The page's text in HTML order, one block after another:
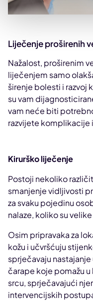
Liječenje proširenih
Nažalost, proširenim
liječenjem samo
širenje bolesti i razvoj
su vam
vam neće biti
razvijete komplikacije
Kirurško liječenje
Postoji nekoliko
smanjenje vidljivosti
za svaku pojedinu
nalaze, koliko su
Osim pripravaka za
kožu i učvršćuju
sprječavaju
čarape koje pomažu u
srcu, sprječavajući
intervencijskih